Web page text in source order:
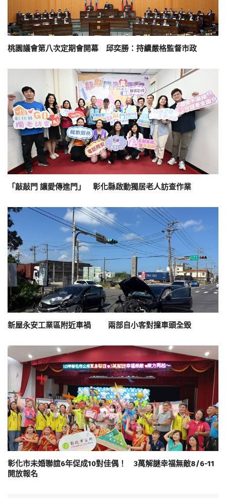
桃園議會第八次定期會開幕 邱奕勝：持續嚴格監督市政
「敲敲門 讓愛傳進門」 彰化縣啟動獨居老人訪查作業
新屋永安工業區附近車禍 兩部自小客對撞車頭全毀
彰化市未婚聯誼6年促成10對佳偶！ 3萬解謎幸福無敵8/6-11
開放報名